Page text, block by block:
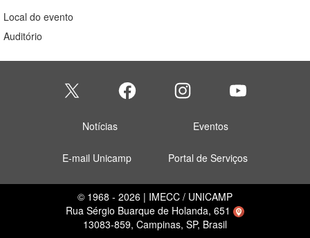
Local do evento
Auditório
Notícias Eventos
E-mail Unicamp Portal de Serviços
© 1968 - 2026 | IMECC / UNICAMP
Rua Sérgio Buarque de Holanda, 651
13083-859, Campinas, SP, Brasil